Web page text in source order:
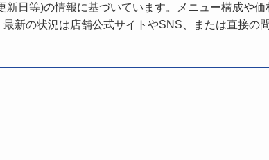
新日等)の情報に基づいています。メニュー構成や
新の状況は店舗公式サイトやSNS、または直接の